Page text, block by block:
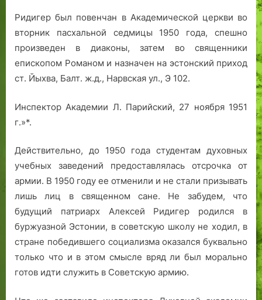
Ридигер был повенчан в Академической церкви во
вторник пасхальной седмицы 1950 года, спешно
произведен в диаконы, затем во священники
епископом Романом и назначен на эстонский приход
ст. Йыхва, Балт. ж.д., Нарвская ул., Э 102.
Инспектор Академии Л. Парийский, 27 ноября 1951
г.»*.
Действительно, до 1950 года студентам духовных
учебных заведений предоставлялась отсрочка от
армии. В 1950 году ее отменили и не стали призывать
лишь лиц в священном сане. Не забудем, что
будущий патриарх Алексей Ридигер родился в
буржуазной Эстонии, в советскую школу не ходил, в
стране победившего социализма оказался буквально
только что и в этом смысле вряд ли был морально
готов идти служить в Советскую армию.